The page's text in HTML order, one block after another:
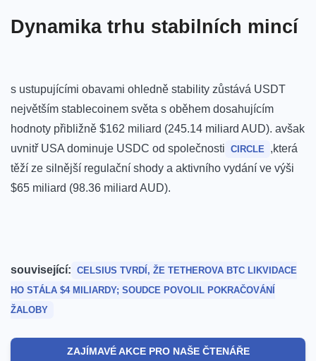
Dynamika trhu stabilních ​mincí
s ustupujícími obavami ‍ohledně⁤ stability ⁢zůstává⁣ USDT
největším stablecoinem světa s⁢ oběhem dosahujícím
hodnoty přibližně $162 miliard‍ (245.14 miliard AUD). avšak
uvnitř USA dominuje USDC od společnosti CIRCLE ,která
těží ze silnější regulační⁢ shody a aktivního vydání ve výši
$65 miliard (98.36 miliard AUD).
související: CELSIUS TVRDÍ,⁣ ŽE TETHEROVA‌ BTC LIKVIDACE​
HO STÁLA $4 ‍MILIARDY; SOUDCE ‌POVOLIL⁤ POKRAČOVÁNÍ
ŽALOBY
ZAJÍMAVÉ AKCE PRO NAŠE ČTENÁŘE